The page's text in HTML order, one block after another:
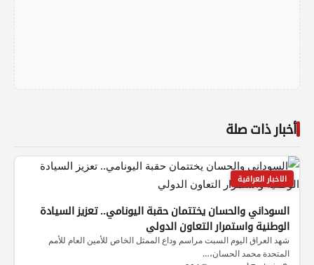
أخبار ذات صلة
الاخبار العراقية
السوداني والحسان يختتمان حقبة اليونامي.. تعزيز السيادة
الوطنية واستمرار التعاون الدولي
شهد العراق اليوم السبت مراسم وداع الممثل الخاص للأمين العام للأمم
المتحدة محمد الحسان،…